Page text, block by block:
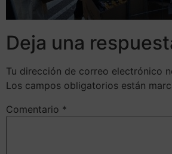
Deja una
Tu dirección de correo electrónico
Los campos obligatorios están
Comentario *